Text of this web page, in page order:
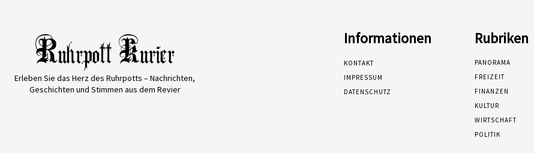
Erleben Sie das Herz des Ruhrpotts – Nachrichten,
Geschichten und Stimmen aus dem Revier
Informationen
KONTAKT
IMPRESSUM
DATENSCHUTZ
Rubriken
PANORAMA
FREIZEIT
FINANZEN
KULTUR
WIRTSCHAFT
POLITIK